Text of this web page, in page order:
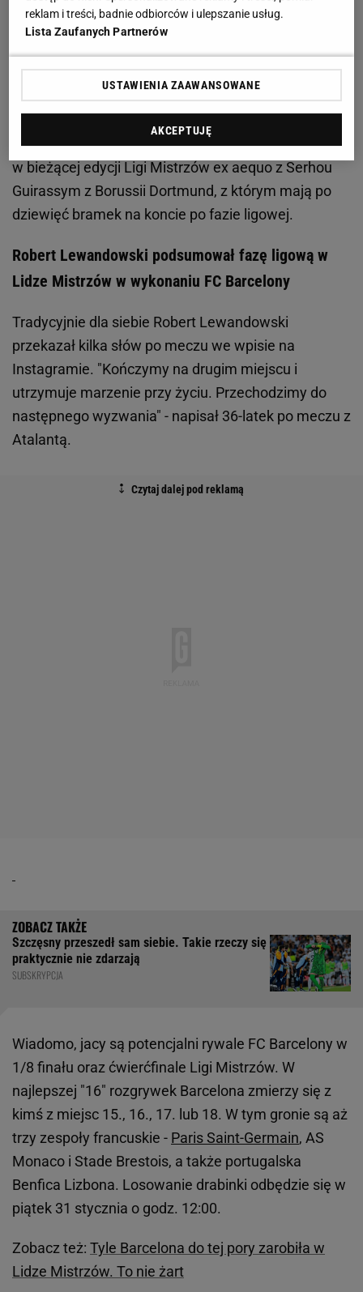
Zobacz wideo
Lewandowski dalej pozostaje najlepszym strzelcem
w bieżącej edycji Ligi Mistrzów ex aequo z Serhou
Guirassym z Borussii Dortmund, z którym mają po
dziewięć bramek na koncie po fazie ligowej.
Robert Lewandowski podsumował fazę ligową w
Lidze Mistrzów w wykonaniu FC Barcelony
Tradycyjnie dla siebie Robert Lewandowski
przekazał kilka słów po meczu we wpisie na
Instagramie. "Kończymy na drugim miejscu i
utrzymuje marzenie przy życiu. Przechodzimy do
następnego wyzwania" - napisał 36-latek po meczu z
Atalantą.
Szczęsny przeszedł sam siebie. Takie rzeczy się
praktycznie nie zdarzają
SUBSKRYPCJA
Wiadomo, jacy są potencjalni rywale FC Barcelony w
1/8 finału oraz ćwierćfinale Ligi Mistrzów. W
najlepszej "16" rozgrywek Barcelona zmierzy się z
kimś z miejsc 15., 16., 17. lub 18. W tym gronie są aż
trzy zespoły francuskie - Paris Saint-Germain, AS
Monaco i Stade Brestois, a także portugalska
Benfica Lizbona. Losowanie drabinki odbędzie się w
piątek 31 stycznia o godz. 12:00.
Zobacz też: Tyle Barcelona do tej pory zarobiła w
Lidze Mistrzów. To nie żart
reklam i treści, badnie odbiorców i ulepszanie usług.
Lista Zaufanych Partnerów
USTAWIENIA ZAAWANSOWANE
AKCEPTUJĘ